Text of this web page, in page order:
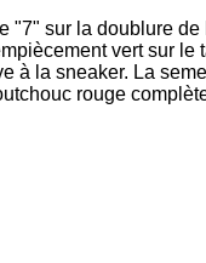
"7" sur la doublure de
vert sur le
à la sneaker. La
rouge